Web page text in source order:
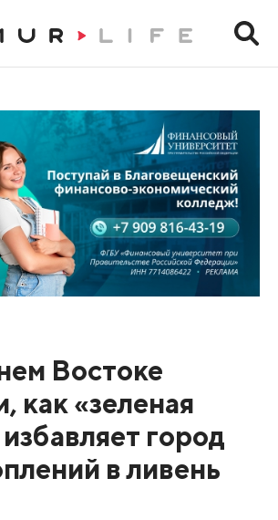
Востоке
как «зеленая
город
в ливень